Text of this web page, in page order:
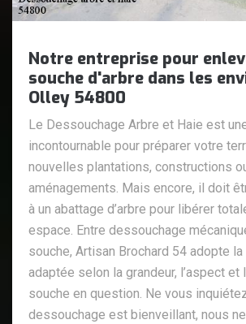
Notre entreprise pour
souche d'arbre dans les
Olley 54800
Le Dessouchage Arbre et Haie est
incontournable pour préparer votre
nouvelles plantations, constructions
aménagements. Mais encore, il doit
à un abattage d’arbre pour libérer
espace. Entre dessouchage
souche, Artisan Brochard 54 adopte
adaptée selon la grandeur, l’aspect et
souche en question. Ne vous
dessouchage est bienveillant, nous